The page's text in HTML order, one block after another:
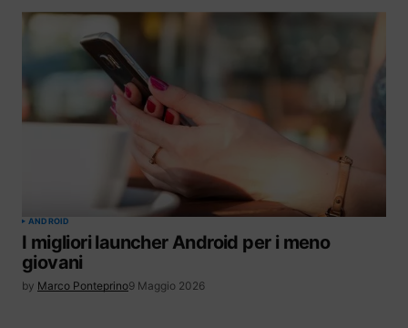
ANDROID
I migliori launcher Android per i meno
giovani
by Marco Ponteprino9 Maggio 2026